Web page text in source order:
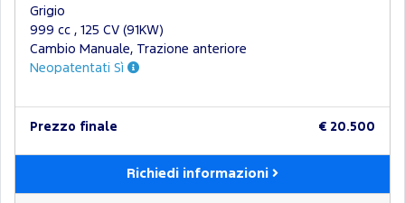
Grigio
999 cc , 125 CV (91KW)
Cambio Manuale, Trazione anteriore
Neopatentati Sì
Prezzo finale € 20.500
Richiedi informazioni